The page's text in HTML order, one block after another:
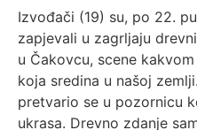
Izvođači (19) su, po 22.
zapjevali u zagrljaju
u Čakovcu, scene
koja sredina u našoj
pretvario se u pozornicu
ukrasa. Drevno zdanje